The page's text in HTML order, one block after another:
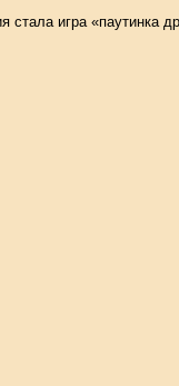
игра «паутинка